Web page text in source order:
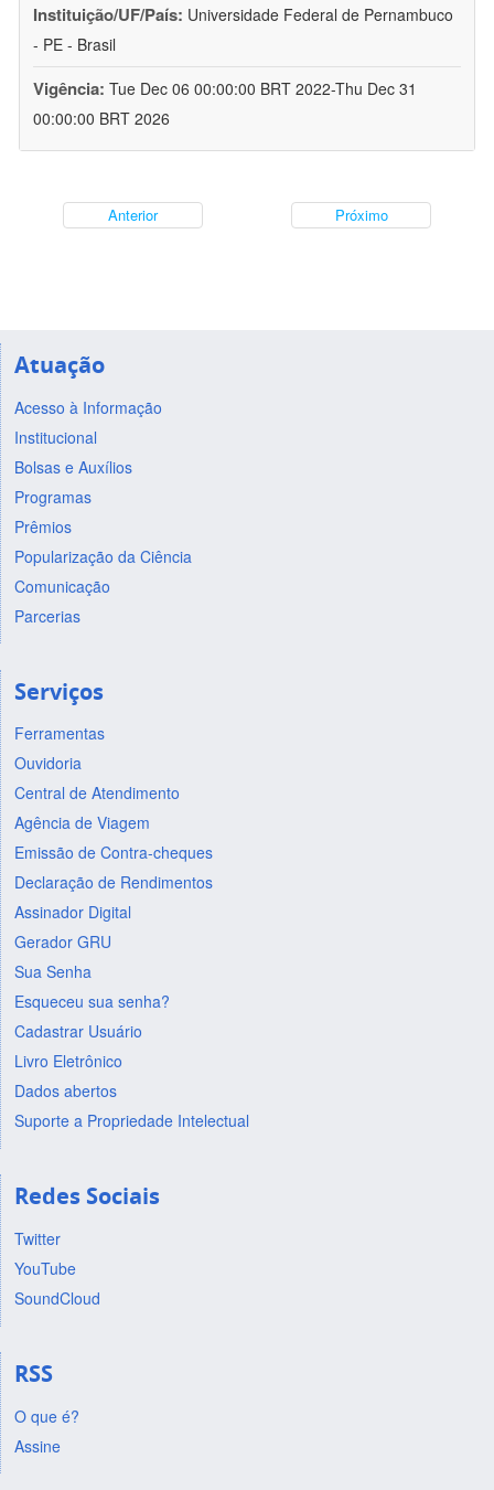
Instituição/UF/País: Universidade Federal de Pernambuco
- PE - Brasil
Vigência: Tue Dec 06 00:00:00 BRT 2022-Thu Dec 31
00:00:00 BRT 2026
Anterior Próximo
Atuação
Acesso à Informação
Institucional
Bolsas e Auxílios
Programas
Prêmios
Popularização da Ciência
Comunicação
Parcerias
Serviços
Ferramentas
Ouvidoria
Central de Atendimento
Agência de Viagem
Emissão de Contra-cheques
Declaração de Rendimentos
Assinador Digital
Gerador GRU
Sua Senha
Esqueceu sua senha?
Cadastrar Usuário
Livro Eletrônico
Dados abertos
Suporte a Propriedade Intelectual
Redes Sociais
Twitter
YouTube
SoundCloud
RSS
O que é?
Assine